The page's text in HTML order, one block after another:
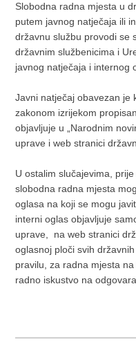
Slobodna radna mjesta u
putem javnog natječaja ili
državnu službu provodi se
državnim službenicima i
javnog natječaja i internog
Javni natječaj obavezan je
zakonom izrijekom
objavljuje u „Narodnim
uprave i web stranici
U ostalim slučajevima,
slobodna radna mjesta
oglasa na koji se mogu
interni oglas objavljuje
uprave, na web stranici
oglasnoj ploči svih
pravilu, za radna mjesta
radno iskustvo na